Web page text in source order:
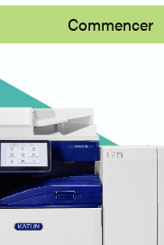
Commencer